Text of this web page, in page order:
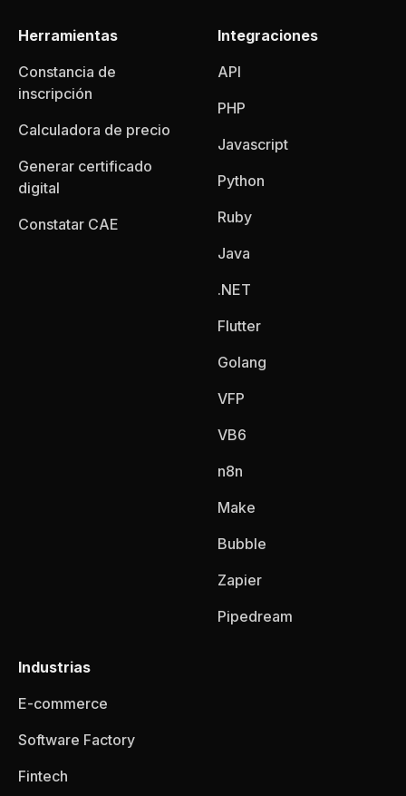
Herramientas
Constancia de
inscripción
Calculadora de precio
Generar certificado
digital
Constatar CAE
Integraciones
API
PHP
Javascript
Python
Ruby
Java
.NET
Flutter
Golang
VFP
VB6
n8n
Make
Bubble
Zapier
Pipedream
Industrias
E-commerce
Software Factory
Fintech